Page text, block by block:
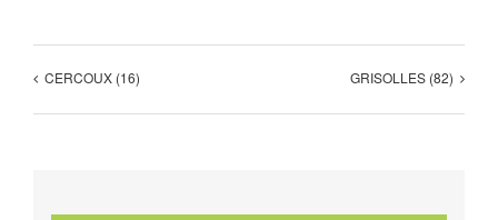
CERCOUX (16) GRISOLLES (82)